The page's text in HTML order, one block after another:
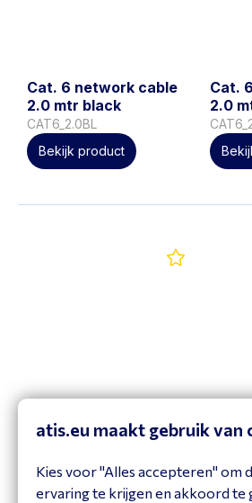
Cat. 6 network cable
2.0 mtr black
CAT6_2.0BL
Bekijk product
Cat.
2.0
3.0 mtr black
Bekijk product
3.0
atis.eu maakt gebruik van
Kies voor "Alles accepteren" om
ervaring te krijgen en akkoord te